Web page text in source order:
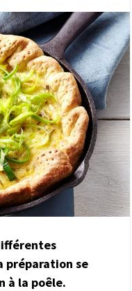
préparation se
à la poêle.